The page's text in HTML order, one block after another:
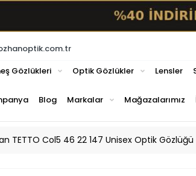
Gözlükleri Optik Gözlükler Lensler
Blog Markalar Mağazalarımız
TETTO Col5 46 22 147 Unisex Optik Gözlüğü